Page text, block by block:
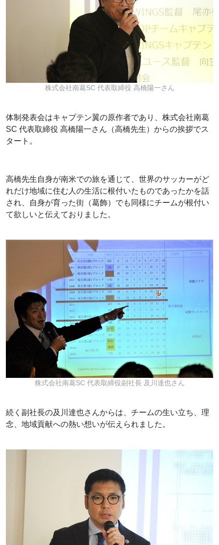
株式会社南葛SC 代表取締役 高橋陽一さん
体制発表会はキャプテン翼の原作者であり、株式会社南葛
SC 代表取締役 高橋陽一さん（高橋先生）からの挨拶でス
タート。
高橋先生自身が南米での旅を通じて、世界のサッカーがど
れだけ地域に住む人の生活に根付いたものであったかを話
され、自身が育った街（葛飾）でも同様にチームが根付い
て欲しいと伝えておりました。
株式会社南葛SC 代表取締役副社長 及川達也さん
続く副社長の及川達也さんからは、チームの生い立ち、理
念、地域貢献への熱い想いが伝えられました。